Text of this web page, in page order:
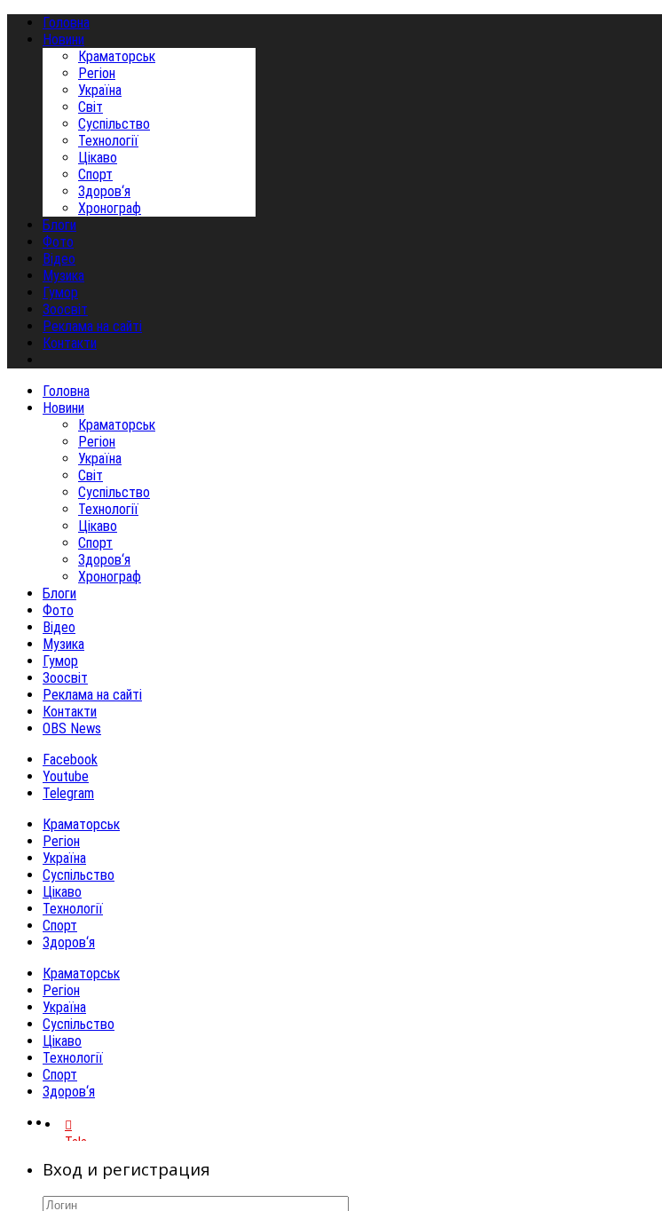
Головна
Новини
Краматорськ
Регіон
Україна
Світ
Суспільство
Технології
Цікаво
Спорт
Здоров‘я
Хронограф
Блоги
Фото
Відео
Музика
Гумор
Зоосвіт
Реклама на сайті
Контакти
Головна
Новини
Краматорськ
Регіон
Україна
Світ
Суспільство
Технології
Цікаво
Спорт
Здоров‘я
Хронограф
Блоги
Фото
Відео
Музика
Гумор
Зоосвіт
Реклама на сайті
Контакти
OBS News
Facebook
Youtube
Telegram
Краматорськ
Регіон
Україна
Суспільство
Цікаво
Технології
Спорт
Здоров‘я
Краматорськ
Регіон
Україна
Суспільство
Цікаво
Технології
Спорт
Здоров‘я
Telegram
Вход и регистрация